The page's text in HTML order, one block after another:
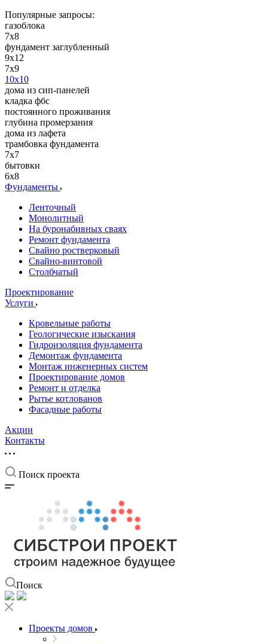
Популярные запросы:
газоблока
7x8
фундамент заглубленный
9х12
7x9
10x10
дома из сип-панелей
кладка фбс
постоянного проживания
глубина промерзания
дома из лафета
трамбовка фундамента
7x7
бытовки
6x8
Фундаменты
Ленточный
Монолитный
На буронабивных сваях
Ремонт фундамента
Свайно ростверковый
Свайно-винтовой
Столбчатый
Проектирование
Услуги
Кровельные работы
Геологические изыскания
Гидроизоляция фундамента
Демонтаж фундамента
Монтаж инженерных систем
Проектирование домов
Ремонт и отделка
Рытье котлованов
Фасадные работы
Акции
Контакты
Поиск проекта
Поиск
Проекты домов